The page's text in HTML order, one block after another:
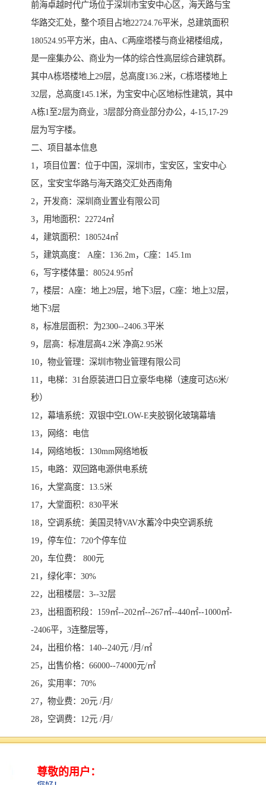
前海卓越时代广场位于深圳市宝安中心区，海天路与宝
华路交汇处，整个项目占地22724.76平米，总建筑面积
180524.95平方米，由A、C两座塔楼与商业裙楼组成，
是一座集办公、商业为一体的综合性高层综合建筑群。
其中A栋塔楼地上29层，总高度136.2米，C栋塔楼地上
32层，总高度145.1米，为宝安中心区地标性建筑，其中
A栋1至2层为商业，3层部分商业部分办公，4-15,17-29
层为写字楼。
二、项目基本信息
1，项目位置：位于中国，深圳市，宝安区，宝安中心
区，宝安宝华路与海天路交汇处西南角
2，开发商：深圳商业置业有限公司
3，用地面积：22724㎡
4，建筑面积：180524㎡
5，建筑高度： A座：136.2m，C座：145.1m
6，写字楼体量：80524.95㎡
7，楼层：A座：地上29层，地下3层，C座：地上32层，
地下3层
8，标准层面积：为2300--2406.3平米
9，层高：标准层高4.2米 净高2.95米
10，物业管理：深圳市物业管理有限公司
11，电梯：31台原装进口日立豪华电梯（速度可达6米/
秒）
12，幕墙系统：双银中空LOW-E夹胶钢化玻璃幕墙
13，网络：电信
14，网络地板：130mm网络地板
15，电路：双回路电源供电系统
16，大堂高度：13.5米
17，大堂面积：830平米
18，空调系统：美国灵特VAV水蓄冷中央空调系统
19，停车位：720个停车位
20，车位费： 800元
21，绿化率：30%
22，出租楼层：3--32层
23，出租面积段：159㎡--202㎡--267㎡--440㎡--1000㎡-
-2406平，3连整层等，
24，出租价格：140--240元 /月/㎡
25，出售价格：66000--74000元/㎡
26，实用率：70%
27，物业费：20元 /月/
28，空调费：12元 /月/
29，水电费： 水费：4.82元/m3 电费：1.06元/度
三、项目优势